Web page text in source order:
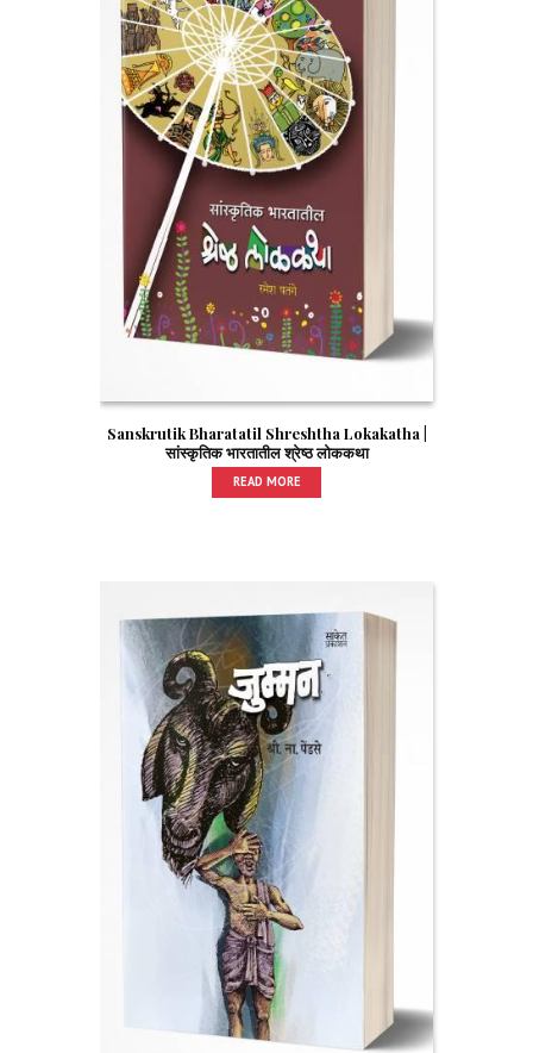
Sanskrutik Bharatatil Shreshtha Lokakatha |
सांस्कृतिक भारतातील श्रेष्ठ लोककथा
READ MORE